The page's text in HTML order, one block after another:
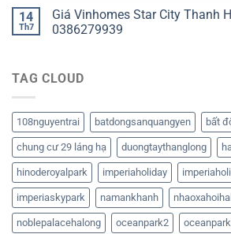
14
Th7
Giá Vinhomes Star City Thanh
0386279939
TAG CLOUD
108nguyentrai batdongsanquangyen bất
chung cư 29 láng hạ duongtaythanglong
hinoderoyalpark imperiaholiday
imperiaskypark namankhanh
noblepalacehalong oceanpark2